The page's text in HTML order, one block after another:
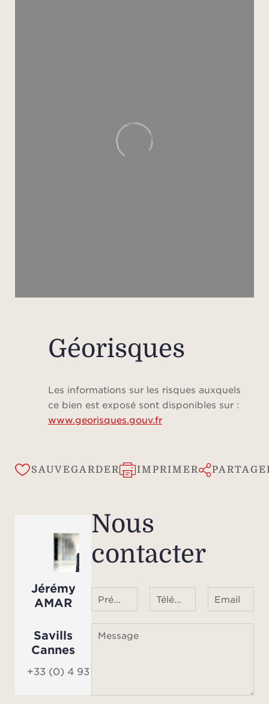
Géorisques
Les informations sur les risques auxquels
ce bien est exposé sont disponibles sur :
www.georisques.gouv.fr
SAUVEGARDER IMPRIMER
Jérémy
AMAR
Savills
Cannes
+33 (0) 4 93 68 08 01
Nous
contacter
Email
Message